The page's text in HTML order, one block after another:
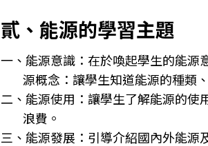
貳、能源的學習主題
一、能源意識：在於喚起學生的能源
源概念：讓學生知道能源的種類
二、能源使用：讓學生了解能源的使
浪費。
三、能源發展：引導介紹國內外能源